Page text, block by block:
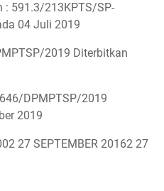
: 591.3/213KPTS/SP-
04 Juli 2019
2019 Diterbitkan
DPMPTSP/2019
2019
27 SEPTEMBER 20162 27